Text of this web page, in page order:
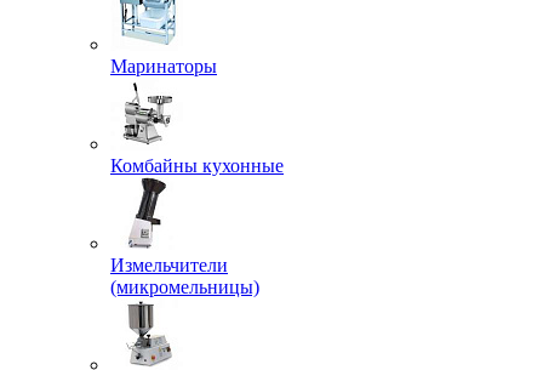
Маринаторы
Комбайны кухонные
Измельчители
(микромельницы)